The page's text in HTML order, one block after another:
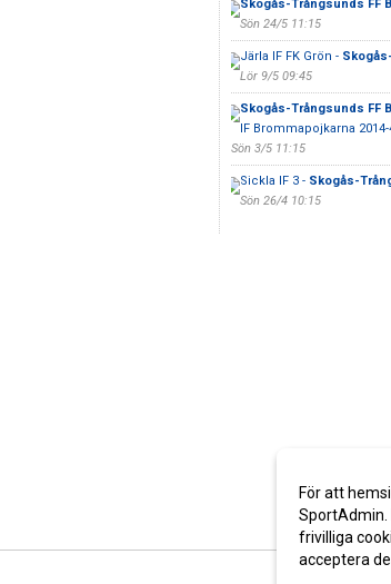
Skogås-Trångsunds FF
Sön 24/5 11:15
Järla IF FK Grön -
Lör 9/5 09:45
Skogås-Trångsunds FF
IF Brommapojkarna 2014-
Sön 3/5 11:15
Sickla IF 3 - Skogås-
Sön 26/4 10:15
För att
SportAdmin.
frivilliga
acceptera